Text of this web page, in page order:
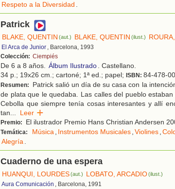
Respeto a la Diversidad .
Patrick
BLAKE, QUENTIN (aut.) BLAKE, QUENTIN (ilust.)
El Arca de Junior , Barcelona, 1993
Colección: Ciempiés
De 6 a 8 años. Álbum Ilustrado. Castellano.
34 p.; 19x26 cm.; cartoné; 1ª ed.; papel; ISBN: 84-478-
Resumen:
Patrick salió un día de su casa con la
de plata que le quedaba. Las calles del pueblo
Cebolla que siempre tenía cosas interesantes y allí
tan... Leer
Premio: El ilustrador Premio Hans Christian Andersen
Temática: Música, Instrumentos Musicales,Violines,
Alegría.
Cuaderno de una espera
HUANQUI, LOURDES(aut.) LOBATO, ARCADIO(ilust.)
Aura Comunicación , Barcelona, 1991